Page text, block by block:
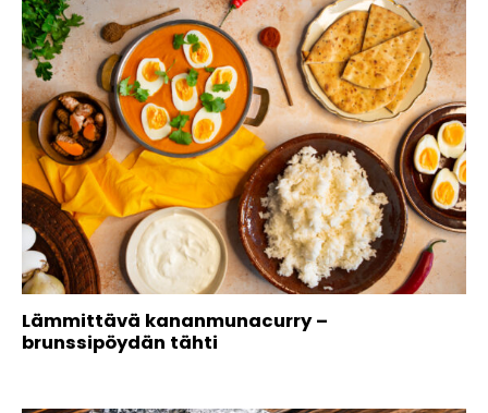
Lämmittävä kananmunacurry –
brunssipöydän tähti